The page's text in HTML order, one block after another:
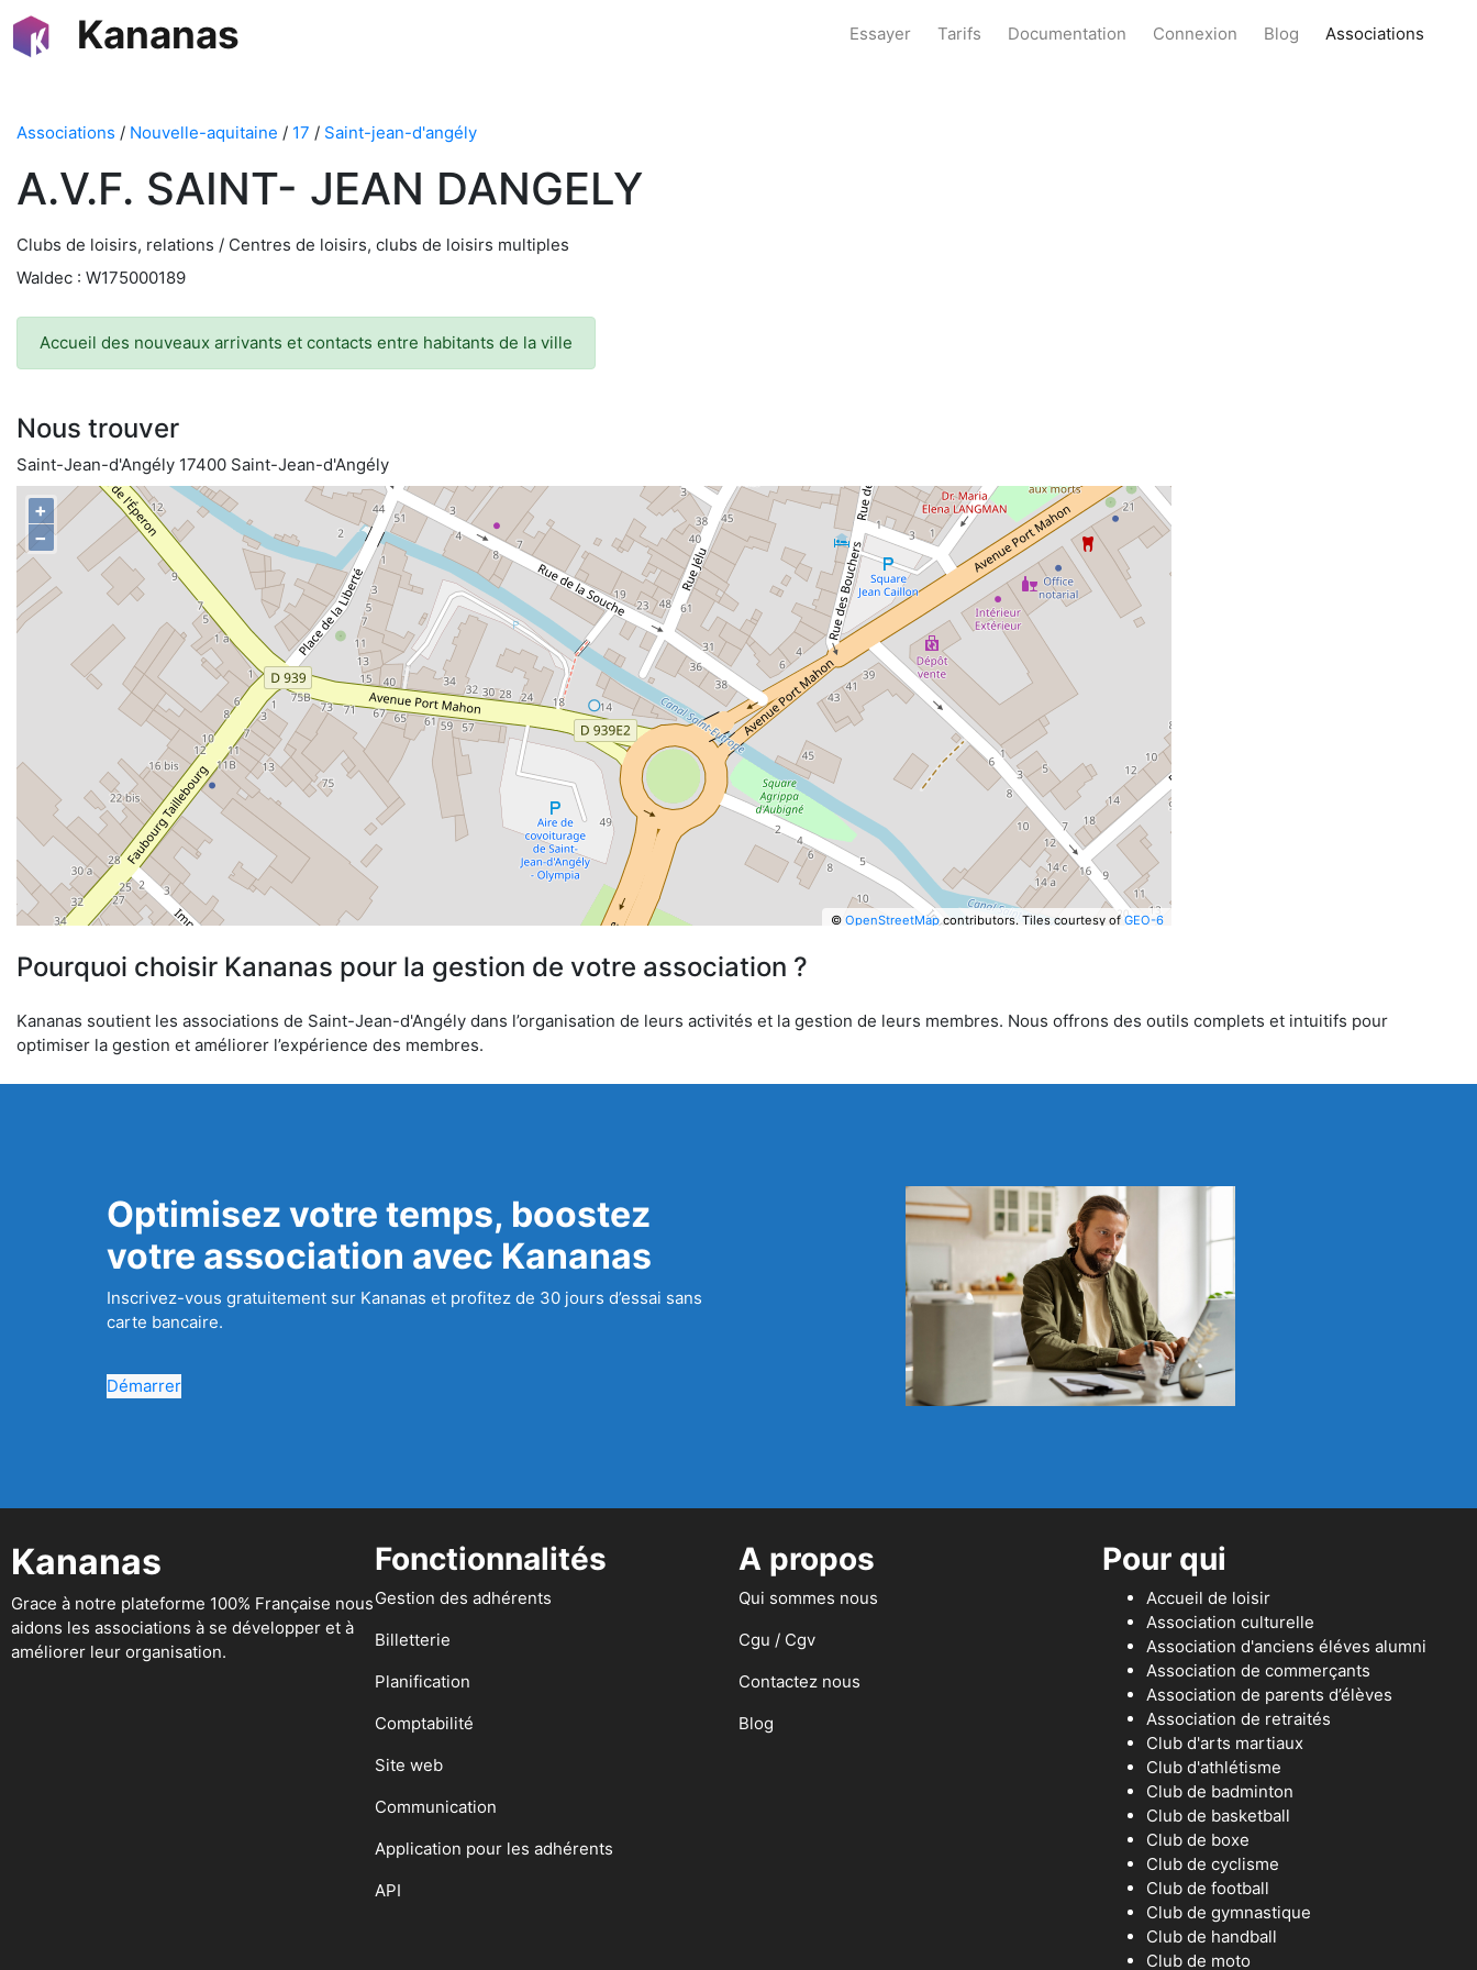
Kananas Essayer Tarifs Documentation Connexion Blog Associations
Associations / Nouvelle-aquitaine / 17 / Saint-jean-d'angély
A.V.F. SAINT- JEAN DANGELY
Clubs de loisirs, relations / Centres de loisirs, clubs de loisirs multiples
Waldec : W175000189
Accueil des nouveaux arrivants et contacts entre habitants de la ville
Nous trouver
Saint-Jean-d'Angély 17400 Saint-Jean-d'Angély
+
−
© OpenStreetMapcontributors. Tiles courtesy of GEO-6
Pourquoi choisir Kananas pour la gestion de votre association ?
Kananas soutient les associations de Saint-Jean-d'Angély dans l’organisation de leurs activités et la gestion de leurs membres. Nous offrons des outils complets et intuitifs pour
optimiser la gestion et améliorer l’expérience des membres.
Optimisez votre temps, boostez
votre association avec Kananas
Inscrivez-vous gratuitement sur Kananas et profitez de 30 jours d’essai sans
carte bancaire.
Démarrer
Kananas
Grace à notre plateforme 100% Française nous
aidons les associations à se développer et à
améliorer leur organisation.
Fonctionnalités
Gestion des adhérents
Billetterie
Planification
Comptabilité
Site web
Communication
Application pour les adhérents
API
A propos
Qui sommes nous
Cgu / Cgv
Contactez nous
Blog
Pour qui
Accueil de loisir
Association culturelle
Association d'anciens éléves alumni
Association de commerçants
Association de parents d’élèves
Association de retraités
Club d'arts martiaux
Club d'athlétisme
Club de badminton
Club de basketball
Club de boxe
Club de cyclisme
Club de football
Club de gymnastique
Club de handball
Club de moto